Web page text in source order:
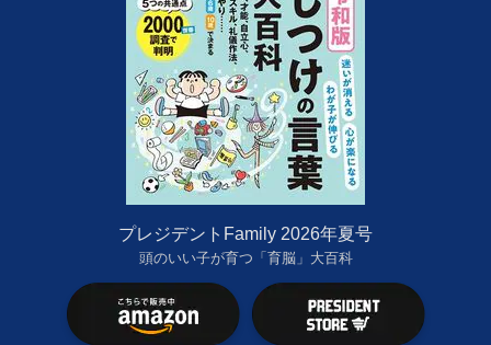
プレジデントFamily 2026年夏号
頭のいい子が育つ「育脳」大百科